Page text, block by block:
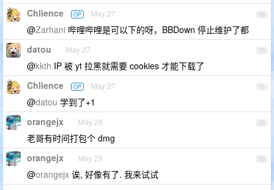
69
Chlience OP May 27
@Zarhani 哔哩哔哩是可以下的呀，BBDown 停止维护了都
70
datou May 27
@kkth IP 被 yt 拉黑就需要 cookies 才能下载了
71
Chlience OP May 27
@datou 学到了+1
72
orangejx May 28
老哥有时间打包个 dmg
73
orangejx May 28
@orangejx 诶, 好像有了. 我来试试